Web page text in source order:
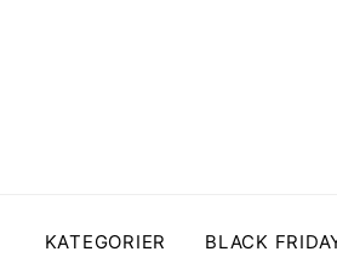
KATEGORIER BLACK